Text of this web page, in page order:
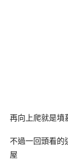
再向上爬就是墳
不過一回頭看的
屋